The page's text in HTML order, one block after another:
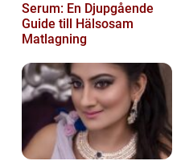
Serum: En Djupgående
Guide till Hälsosam
Matlagning